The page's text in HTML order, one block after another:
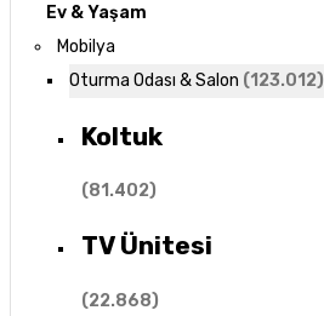
Ev & Yaşam
Mobilya
Oturma Odası & Salon (123.012)
Koltuk
(81.402)
TV Ünitesi
(22.868)